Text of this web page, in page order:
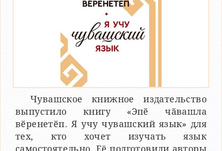
Чувашское книжное издательство
выпустило книгу «Эпӗ чӑвашла
вӗренетӗп. Я учу чувашский язык» для
тех, кто хочет изучать язык
самостоятельно. Её подготовили авторы